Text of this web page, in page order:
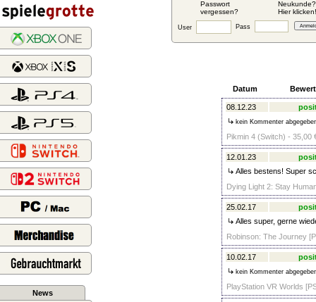
Passwort
vergessen?
Neukunde?
Hier klicken!
User Pass
News
Datum
08.12.23
kein Kommenter
Pikmin 4 (Switch) - 35,00
12.01.23
Alles bestens! Super
Dying Light 2: Stay
25.02.17
Alles super, gerne
Robinson: The Journey
10.02.17
kein Kommenter
PlayStation VR Worlds